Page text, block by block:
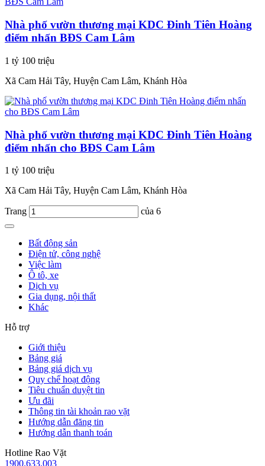
Nhà phố vườn thương mại KDC Đinh Tiên Hoàng
điểm nhấn BĐS Cam Lâm
1 tỷ 100 triệu
Xã Cam Hải Tây, Huyện Cam Lâm, Khánh Hòa
Nhà phố vườn thương mại KDC Đinh Tiên Hoàng
điểm nhấn cho BĐS Cam Lâm
1 tỷ 100 triệu
Xã Cam Hải Tây, Huyện Cam Lâm, Khánh Hòa
Trang của 6
Bất động sản
Điện tử, công nghệ
Việc làm
Ô tô, xe
Dịch vụ
Gia dụng, nội thất
Khác
Hỗ trợ
Giới thiệu
Bảng giá
Bảng giá dịch vụ
Quy chế hoạt động
Tiêu chuẩn duyệt tin
Ưu đãi
Thông tin tài khoản rao vặt
Hướng dẫn đăng tin
Hướng dẫn thanh toán
Hotline Rao Vặt
1900.633.003